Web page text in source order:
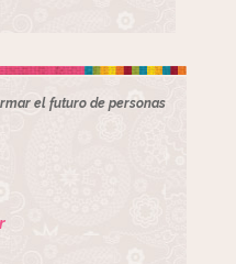
el futuro de personas